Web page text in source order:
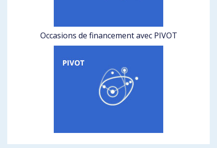
Occasions de financement avec PIVOT